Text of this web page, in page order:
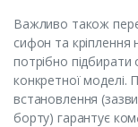
Важливо також
сифон та кріплення
потрібно підбирати
конкретної моделі.
встановлення
борту) гарантує